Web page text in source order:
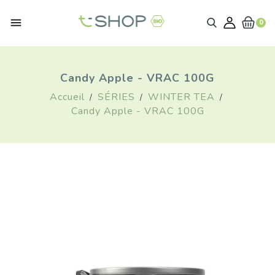
0

Candy Apple - VRAC 100G
Accueil SÉRIES
WINTER TEA
Candy Apple - VRAC 100G